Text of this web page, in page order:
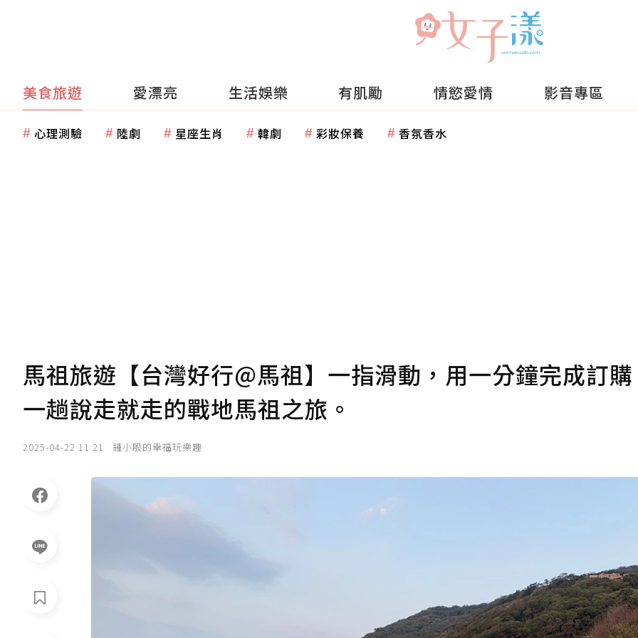
美食旅遊 愛漂亮 生活娛樂 有肌勵 情慾愛情 影音專區
心理測驗 陸劇 星座生肖 韓劇 彩妝保養 香氛香水
馬祖旅遊【台灣好行@馬祖】一指滑動，用一分鐘完成訂
一趟說走就走的戰地馬祖之旅。
2025-04-22 11:21 鍾小殷的幸福玩樂趣